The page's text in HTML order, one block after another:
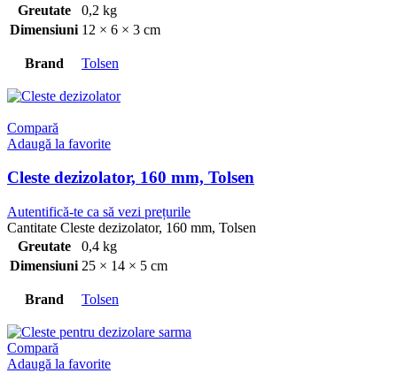
Greutate
0,2 kg
Dimensiuni 12 × 6 × 3 cm
Brand Tolsen
Compară
Adaugă la favorite
Cleste dezizolator, 160 mm, Tolsen
Autentifică-te ca să vezi prețurile
Cantitate Cleste dezizolator, 160 mm, Tolsen
Greutate
0,4 kg
Dimensiuni 25 × 14 × 5 cm
Brand Tolsen
Compară
Adaugă la favorite